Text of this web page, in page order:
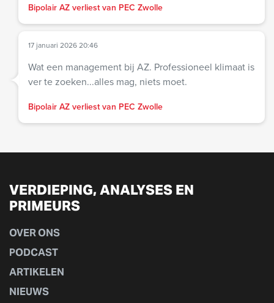
Bipolair AZ verliest van PEC Zwolle
17 januari 2026 20:46
Wat een management bij AZ. Professioneel klimaat is
ver te zoeken...alles mag, niets moet.
Bipolair AZ verliest van PEC Zwolle
VERDIEPING, ANALYSES EN
PRIMEURS
OVER ONS
PODCAST
ARTIKELEN
NIEUWS